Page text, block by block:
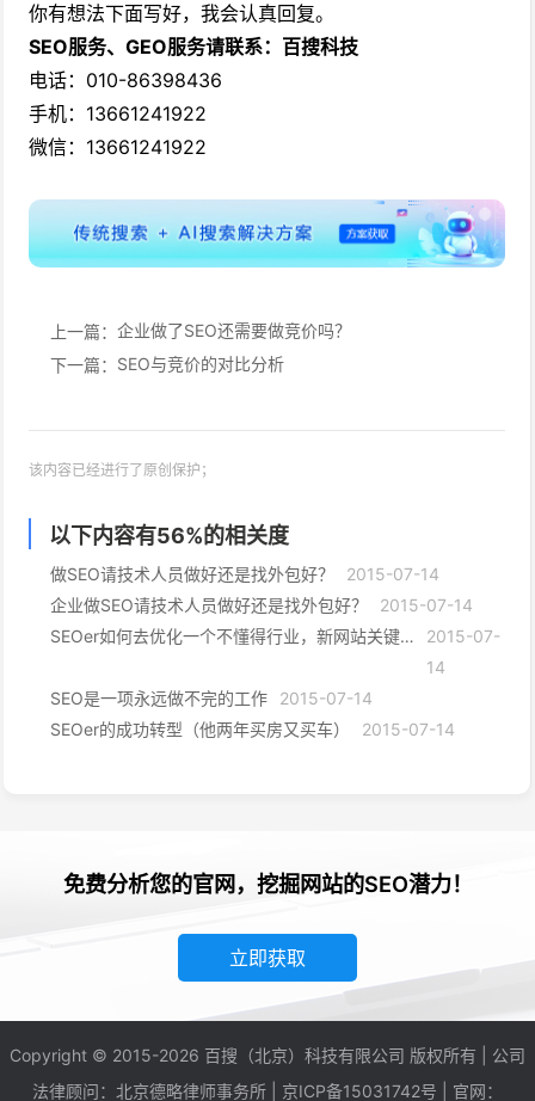
你有想法下面写好，我会认真回复。
SEO服务、GEO服务请联系：百搜科技
电话：010-86398436
手机：13661241922
微信：13661241922
上一篇： 企业做了SEO还需要做竞价吗？
下一篇： SEO与竞价的对比分析
该内容已经进行了原创保护；
以下内容有56%的相关度
做SEO请技术人员做好还是找外包好？
2015-07-14
企业做SEO请技术人员做好还是找外包好？
2015-07-14
SEOer如何去优化一个不懂得行业，新网站关键词怎么优化
2015-07-
14
SEO是一项永远做不完的工作
2015-07-14
SEOer的成功转型（他两年买房又买车）
2015-07-14
免费分析您的官网，挖掘网站的SEO潜力！
立即获取
Copyright © 2015-2026 百搜（北京）科技有限公司 版权所有 | 公司
法律顾问：北京德略律师事务所 | 京ICP备15031742号 | 官网：